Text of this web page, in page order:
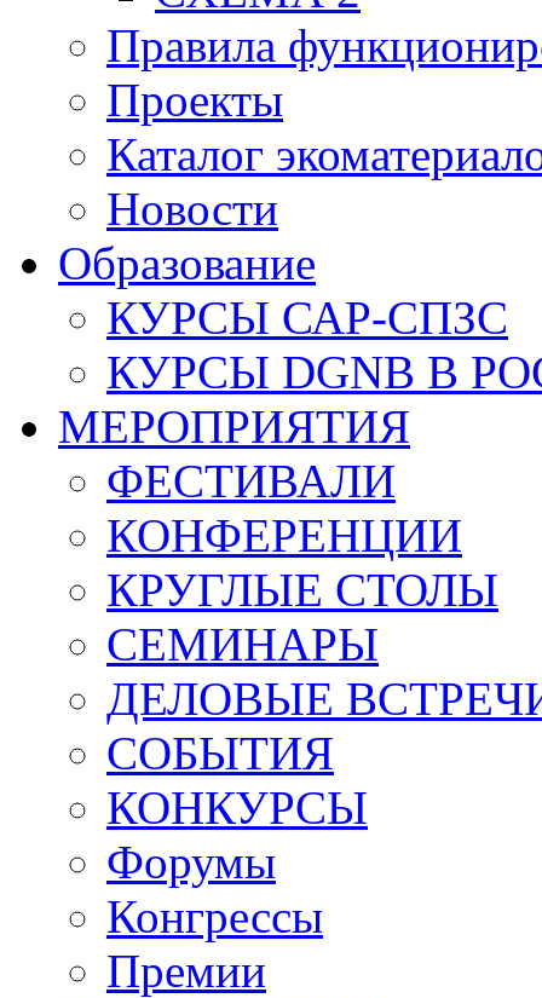
Правила
Проекты
Каталог
Новости
Образование
КУРСЫ САР-СПЗС
КУРСЫ DGNB В
МЕРОПРИЯТИЯ
ФЕСТИВАЛИ
КОНФЕРЕНЦИИ
КРУГЛЫЕ СТОЛЫ
СЕМИНАРЫ
ДЕЛОВЫЕ
СОБЫТИЯ
КОНКУРСЫ
Форумы
Конгрессы
Премии